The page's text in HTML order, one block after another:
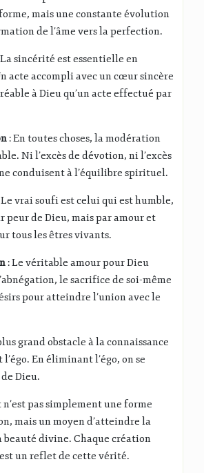
mais une constante évolution
de l’âme vers la perfection.
La sincérité est essentielle en
acte accompli avec un cœur sincère
à Dieu qu’un acte effectué par
: En toutes choses, la modération
Ni l’excès de dévotion, ni l’excès
conduisent à l’équilibre spirituel.
Le vrai soufi est celui qui est humble,
peur de Dieu, mais par amour et
tous les êtres vivants.
: Le véritable amour pour Dieu
le sacrifice de soi-même
pour atteindre l’union avec le
grand obstacle à la connaissance
l’égo. En éliminant l’égo, on se
Dieu.
n’est pas simplement une forme
mais un moyen d’atteindre la
beauté divine. Chaque création
un reflet de cette vérité.